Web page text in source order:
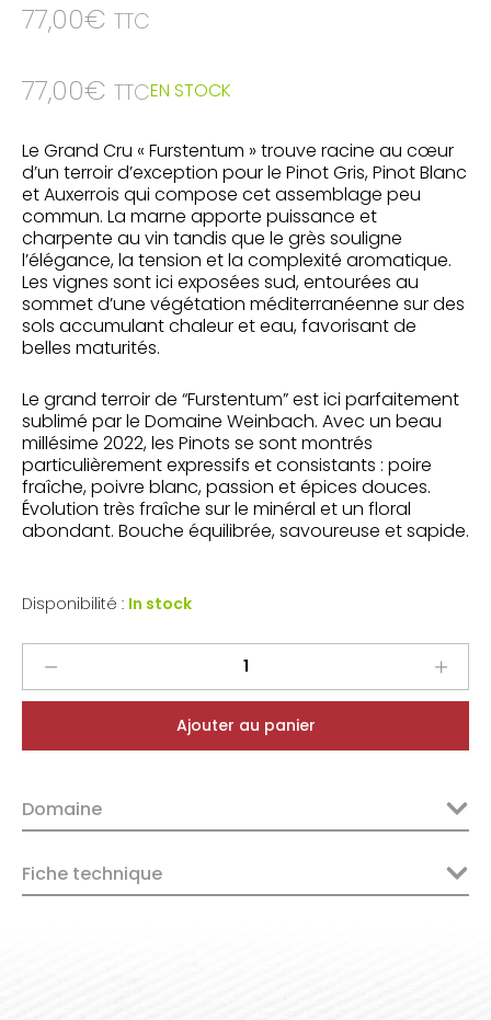
77,00€ TTC
77,00€ TTCEN STOCK
Le Grand Cru « Furstentum » trouve racine au cœur
d’un terroir d’exception pour le Pinot Gris, Pinot Blanc
et Auxerrois qui compose cet assemblage peu
commun. La marne apporte puissance et
charpente au vin tandis que le grès souligne
l’élégance, la tension et la complexité aromatique.
Les vignes sont ici exposées sud, entourées au
sommet d’une végétation méditerranéenne sur des
sols accumulant chaleur et eau, favorisant de
belles maturités.
Le grand terroir de “Furstentum” est ici parfaitement
sublimé par le Domaine Weinbach. Avec un beau
millésime 2022, les Pinots se sont montrés
particulièrement expressifs et consistants : poire
fraîche, poivre blanc, passion et épices douces.
Évolution très fraîche sur le minéral et un floral
abondant. Bouche équilibrée, savoureuse et sapide.
Disponibilité : In stock
Alsace
Cru
Pinots2023
quantity
Ajouter au panier
Domaine
Fiche technique